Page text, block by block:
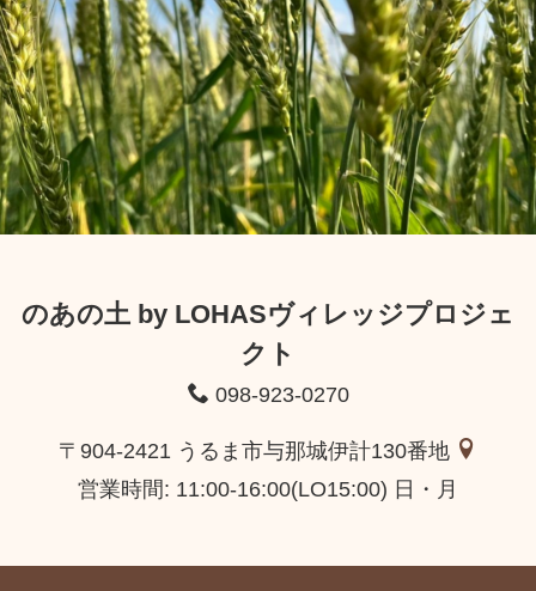
のあの土 by LOHASヴィレッジプロジェ
クト
098-923-0270
〒904-2421 うるま市与那城伊計130番地
営業時間: 11:00-16:00(LO15:00) 日・月